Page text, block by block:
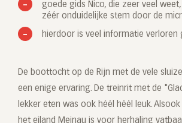
goede gids Nico, die zeer veel weet,
zéér onduidelijke stem door de
hierdoor is veel informatie verloren
De boottocht op de Rijn met de vele
een enige ervaring. De treinrit met de
lekker eten was ook héél héél leuk.
het eiland Meinau is voor herhaling